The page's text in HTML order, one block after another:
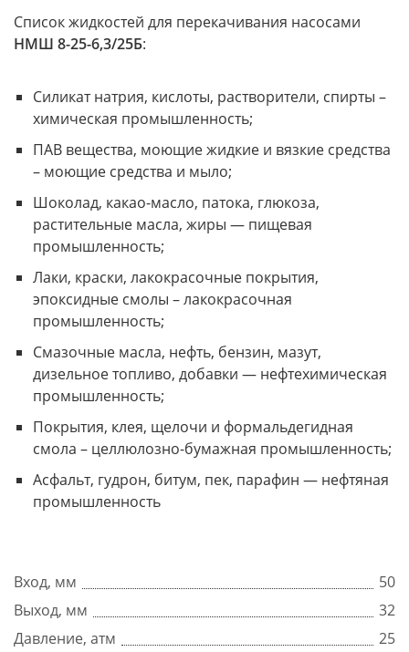
Список жидкостей для перекачивания насосами
НМШ 8-25-6,3/25Б:
Силикат натрия, кислоты, растворители, спирты –
химическая промышленность;
ПАВ вещества, моющие жидкие и вязкие средства
– моющие средства и мыло;
Шоколад, какао-масло, патока, глюкоза,
растительные масла, жиры — пищевая
промышленность;
Лаки, краски, лакокрасочные покрытия,
эпоксидные смолы – лакокрасочная
промышленность;
Смазочные масла, нефть, бензин, мазут,
дизельное топливо, добавки — нефтехимическая
промышленность;
Покрытия, клея, щелочи и формальдегидная
смола – целлюлозно-бумажная промышленность;
Асфальт, гудрон, битум, пек, парафин — нефтяная
промышленность
Вход, мм
50
Выход, мм
32
Давление, атм
25